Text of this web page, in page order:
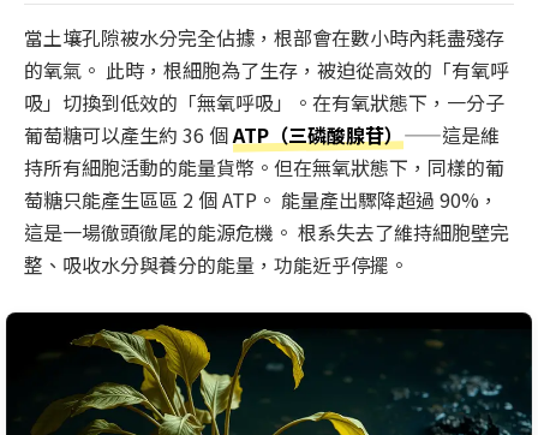
當土壤孔隙被水分完全佔據，根部會在數小時內耗盡殘存
的氧氣。 此時，根細胞為了生存，被迫從高效的「有氧呼
吸」切換到低效的「無氧呼吸」。在有氧狀態下，一分子
葡萄糖可以產生約 36 個ATP（三磷酸腺苷）——這是維
持所有細胞活動的能量貨幣。但在無氧狀態下，同樣的葡
萄糖只能產生區區 2 個 ATP。 能量產出驟降超過 90%，
這是一場徹頭徹尾的能源危機。 根系失去了維持細胞壁完
整、吸收水分與養分的能量，功能近乎停擺。